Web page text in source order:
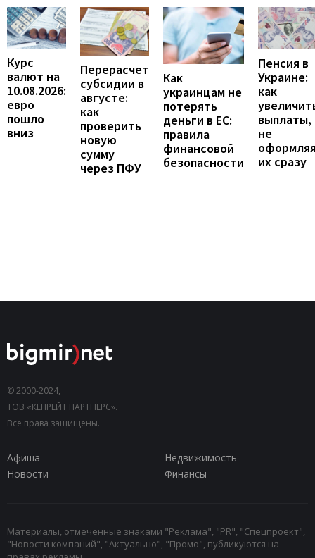
Курс
валют на
10.08.2026:
евро
пошло
вниз
Перерасчет
субсидии в
августе:
как
проверить
новую
сумму
через ПФУ
Как
украинцам не
потерять
деньги в ЕС:
правила
финансовой
безопасности
Пенсия в
Украине:
как
выплаты,
не
их сразу
© 2000-2024,
ТОВ «КЕПРЕЙТ ПАРТНЕРС».
Все права защищены.
Афиша
Недвижимость
Новости
Финансы
Материалы, отмеченные знаками "Реклама", "PR", "Спецпроект",
"Новости компаний", "Актуально", "Промо", публикуются на